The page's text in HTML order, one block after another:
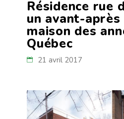
Résidence rue
un avant-après
maison des
Québec
21 avril 2017